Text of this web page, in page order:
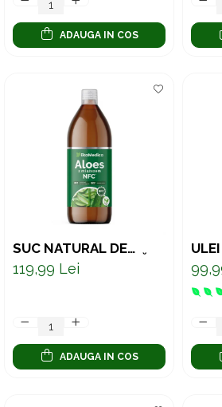
ADAUGA IN COS
SUC NATURAL DE
ALOE VERA CU BUCĂȚI
DE PULPĂ – SUPORT
119,99 Lei
ADAUGA IN COS
LA
250